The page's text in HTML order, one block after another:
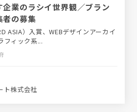
業のラシイ世界観／ブラン
者の募集
ASIA）入賞、WEBデザインアーカイ
フィック系...
ト株式会社